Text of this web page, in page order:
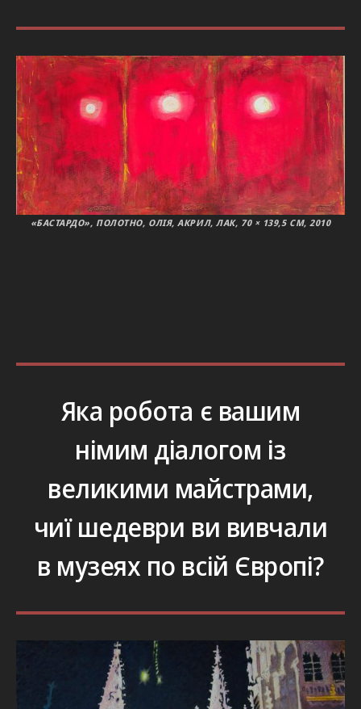
«БАСТАРДО», ПОЛОТНО, ОЛІЯ, АКРИЛ, ЛАК, 70 × 139,5 СМ, 2010
Яка робота є вашим
німим діалогом із
великими майстрами,
чиї шедеври ви вивчали
в музеях по всій Європі?